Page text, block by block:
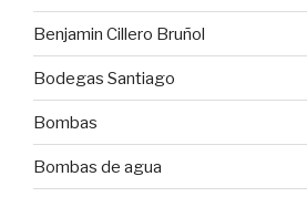
Benjamin Cillero Bruñol
Bodegas Santiago
Bombas
Bombas de agua